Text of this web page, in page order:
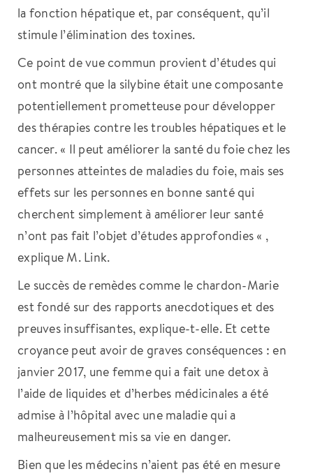
la fonction hépatique et, par conséquent, qu’il
stimule l’élimination des toxines.
Ce point de vue commun provient d’études qui
ont montré que la silybine était une composante
potentiellement prometteuse pour développer
des thérapies contre les troubles hépatiques et le
cancer. « Il peut améliorer la santé du foie chez les
personnes atteintes de maladies du foie, mais ses
effets sur les personnes en bonne santé qui
cherchent simplement à améliorer leur santé
n’ont pas fait l’objet d’études approfondies « ,
explique M. Link.
Le succès de remèdes comme le chardon-Marie
est fondé sur des rapports anecdotiques et des
preuves insuffisantes, explique-t-elle. Et cette
croyance peut avoir de graves conséquences : en
janvier 2017, une femme qui a fait une detox à
l’aide de liquides et d’herbes médicinales a été
admise à l’hôpital avec une maladie qui a
malheureusement mis sa vie en danger.
Bien que les médecins n’aient pas été en mesure